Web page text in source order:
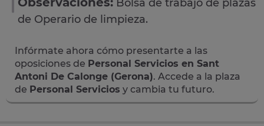
Bolsa de trabajo de plazas
de Operario de limpieza.
Infórmate ahora cómo presentarte a las
oposiciones de Personal Servicios en Sant
Antoni De Calonge (Gerona). Accede a la plaza
de Personal Servicios y cambia tu futuro.